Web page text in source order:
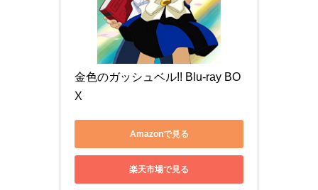
金色のガッシュベル!! Blu-ray BO
X
Amazonで見る
楽天市場で見る